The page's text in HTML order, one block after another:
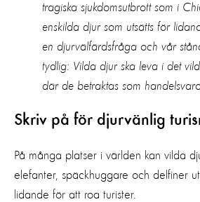
tragiska sjukdomsutbrott som i
enskilda djur som utsätts för
en djurvälfärdsfråga och vår
tydlig: Vilda djur ska leva i det
där de betraktas som
Skriv på för djurvänlig
På många platser i världen kan vilda
elefanter, späckhuggare och delfiner
lidande för att roa turister.